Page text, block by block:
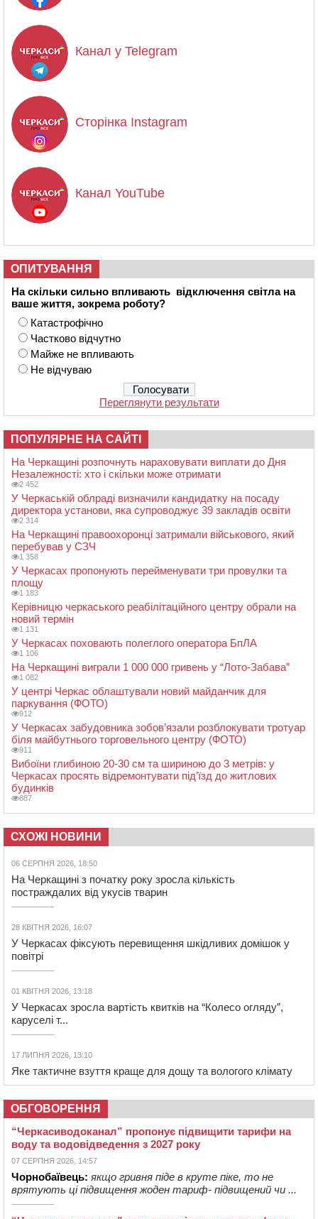
Канал у Telegram
Сторінка Instagram
Канал YouTube
ОПИТУВАННЯ
На скільки сильно впливають відключення світла на
ваше життя, зокрема роботу?
Катастрофічно
Частково відчутно
Майже не впливають
Не відчуваю
Переглянути результати
ПОПУЛЯРНЕ НА САЙТІ
На Черкащині розпочнуть нараховувати виплати до Дня
Незалежності: хто і скільки може отримати
2 452
У Черкаській облраді визначили кандидатку на посаду
директора установи, яка супроводжує 39 закладів освіти
2 314
На Черкащині правоохоронці затримали військового, який
перебував у СЗЧ
1 358
У Черкасах пропонують перейменувати три провулки та
площу
1 183
Керівницю черкаського реабілітаційного центру обрали на
новий термін
1 131
У Черкасах поховають полеглого оператора БпЛА
1 106
На Черкащині виграли 1 000 000 гривень у “Лото-Забава”
1 082
У центрі Черкас облаштували новий майданчик для
паркування (ФОТО)
912
У Черкасах забудовника зобов’язали розблокувати тротуар
біля майбутнього торговельного центру (ФОТО)
911
Вибоїни глибиною 20-30 см та шириною до 3 метрів: у
Черкасах просять відремонтувати під’їзд до житлових
будинків
887
СХОЖІ НОВИНИ
06 СЕРПНЯ 2026, 18:50
На Черкащині з початку року зросла кількість
постраждалих від укусів тварин
28 КВІТНЯ 2026, 16:07
У Черкасах фіксують перевищення шкідливих домішок у
повітрі
01 КВІТНЯ 2026, 13:18
У Черкасах зросла вартість квитків на “Колесо огляду”,
каруселі т...
17 ЛИПНЯ 2026, 13:10
Яке тактичне взуття краще для дощу та вологого клімату
ОБГОВОРЕННЯ
“Черкасиводоканал” пропонує підвищити тарифи на
воду та водовідведення з 2027 року
07 СЕРПНЯ 2026, 14:57
Чорнобаївець: якщо гривня піде в круте піке, то не
врятують ці підвищення жоден тариф- підвищений чи ...